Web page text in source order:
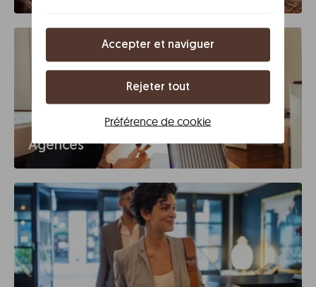
Agences
Accepter et naviguer
Rejeter tout
Préférence de cookie